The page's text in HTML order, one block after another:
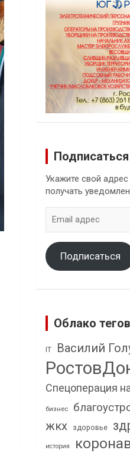
Укажите свой
получать
адрес
Подписаться
Облако тегов
IT Василий
Спецоперация
бизнес
жкх здоровье
история